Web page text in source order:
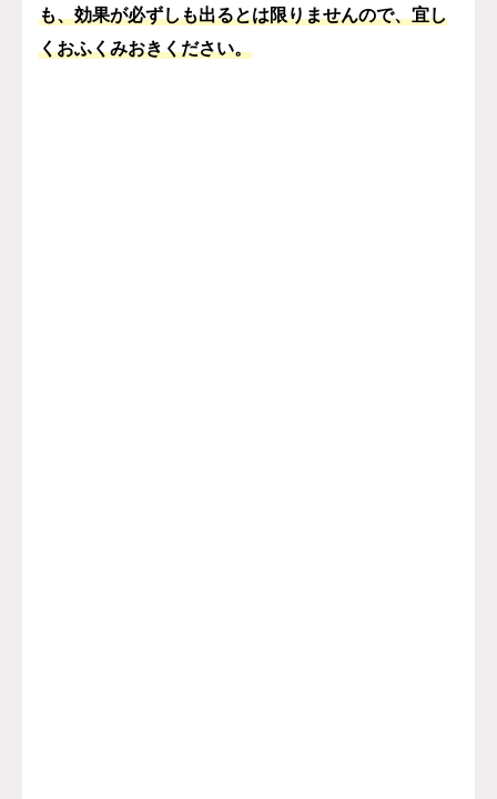
も、効果が必ずしも出るとは限りませんので、宜し
くおふくみおきください。